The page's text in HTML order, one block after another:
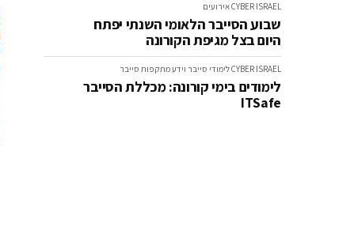
CYBER ISRAELאירועים
שבוע הסייבר הלאומי השנתי יפתח
היום בצל מגיפת הקורונה
CYBER ISRAELלימודי סייבר וידעמתקפות סייבר
לימודים בימי קורונה: מכללת הסייבר
ITSafe